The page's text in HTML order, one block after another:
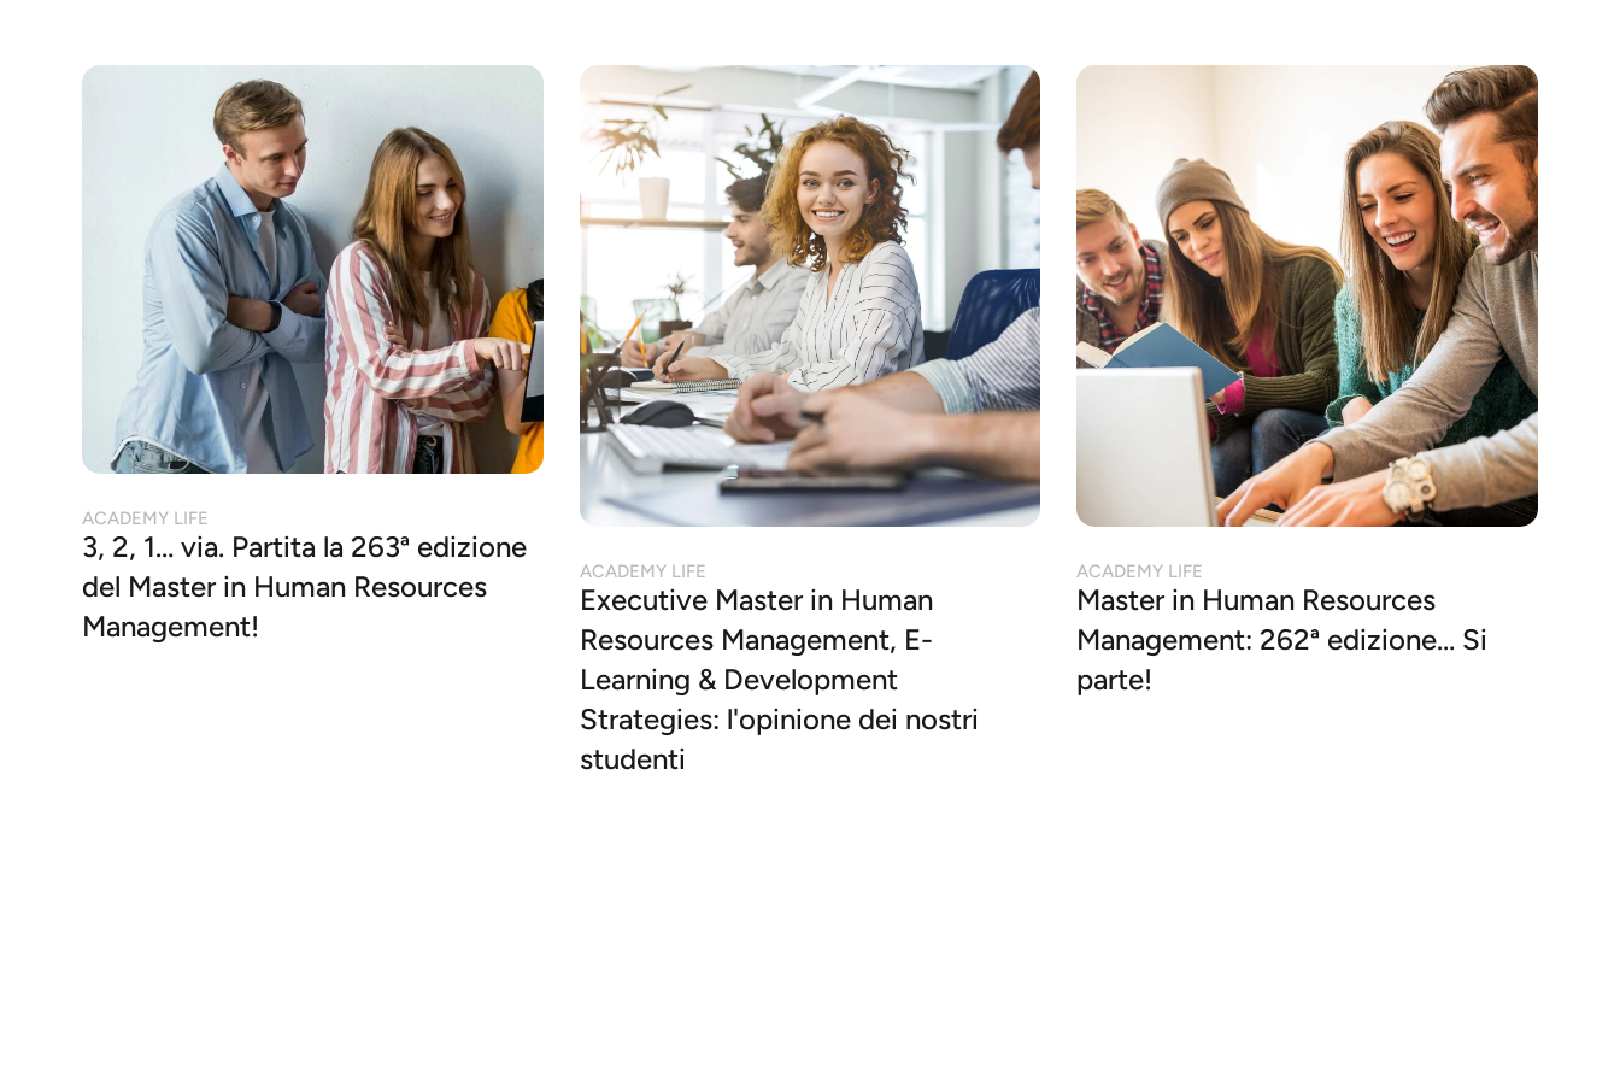
ACADEMY LIFE
3, 2, 1… via. Partita la 263ª edizione
del Master in Human Resources
Management!
ACADEMY LIFE
Executive Master in Human
Resources Management, E-
Learning & Development
Strategies: l'opinione dei nostri
studenti
ACADEMY LIFE
Master in Human Resources
Management: 262ª edizione… Si
parte!